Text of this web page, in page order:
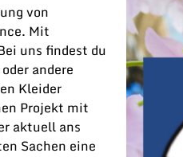
von
Mit
uns findest du
andere
Kleider
Projekt mit
aktuell ans
Sachen eine